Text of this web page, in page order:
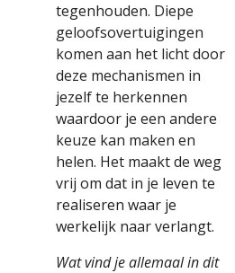
tegenhouden. Diepe
geloofsovertuigingen
komen aan het licht door
deze mechanismen in
jezelf te herkennen
waardoor je een andere
keuze kan maken en
helen. Het maakt de weg
vrij om dat in je leven te
realiseren waar je
werkelijk naar verlangt.
Wat vind je allemaal in dit